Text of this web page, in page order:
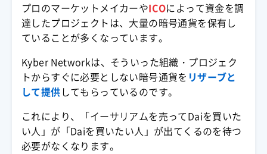
プロのマーケットメイカーやICOによって資金を調
達したプロジェクトは、大量の暗号通貨を保有し
ていることが多くなっています。
Kyber Networkは、そういった組織・プロジェク
トからすぐに必要としない暗号通貨を リザーブと
して提供してもらっているのです。
これにより、「イーサリアムを売ってDaiを買いた
い人」が「Daiを買いたい人」が出てくるのを待つ
必要がなくなります。